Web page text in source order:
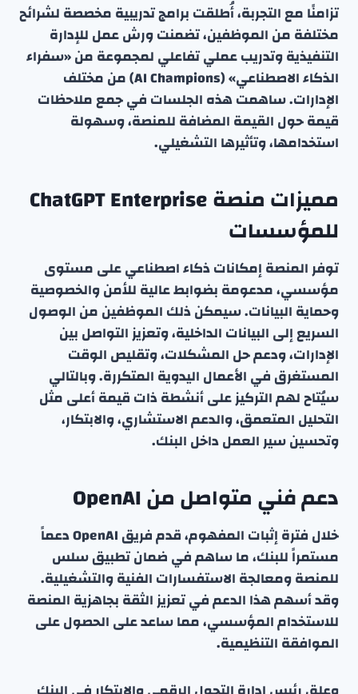
تزامنًا مع التجربة، أُطلقت برامج تدريبية مخصصة لشرائح
مختلفة من الموظفين، تضمنت ورش عمل للإدارة
التنفيذية وتدريب عملي تفاعلي لمجموعة من «سفراء
الذكاء الاصطناعي» (AI Champions) من مختلف
الإدارات. ساهمت هذه الجلسات في جمع ملاحظات
قيمة حول القيمة المضافة للمنصة، وسهولة
استخدامها، وتأثيرها التشغيلي.
مميزات منصة ChatGPT Enterprise
للمؤسسات
توفر المنصة إمكانات ذكاء اصطناعي على مستوى
مؤسسي، مدعومة بضوابط عالية للأمن والخصوصية
وحماية البيانات. سيمكن ذلك الموظفين من الوصول
السريع إلى البيانات الداخلية، وتعزيز التواصل بين
الإدارات، ودعم حل المشكلات، وتقليص الوقت
المستغرق في الأعمال اليدوية المتكررة. وبالتالي
سيُتاح لهم التركيز على أنشطة ذات قيمة أعلى مثل
التحليل المتعمق، والدعم الاستشاري، والابتكار،
وتحسين سير العمل داخل البنك.
دعم فني متواصل من OpenAI
خلال فترة إثبات المفهوم، قدم فريق OpenAI دعماً
مستمراً للبنك، ما ساهم في ضمان تطبيق سلس
للمنصة ومعالجة الاستفسارات الفنية والتشغيلية.
وقد أسهم هذا الدعم في تعزيز الثقة بجاهزية المنصة
للاستخدام المؤسسي، مما ساعد على الحصول على
الموافقة التنظيمية.